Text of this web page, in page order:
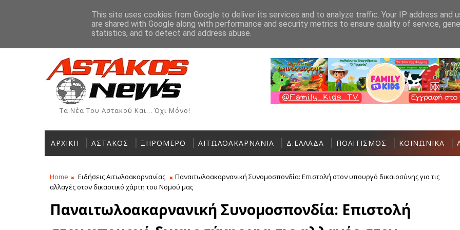
Ιστορία Χρήσιμα Τηλέφωνα Αγγελίες Ανακοίνωση Επικοινωνία
ΡΟΗ ΕΙΔΗΣΕΩΝ ΠΟΛΙΤΙΣΜΌΣ Σήμερα η Έκθεση Τοπικών Προϊόντων
Τα Νέα Του Αστακού Και... Όχι Μόνο!
ΑΡΧΙΚΗ ΑΣΤΑΚΟΣ ΞΗΡΟΜΕΡΟ ΑΙΤΩΛΟΑΚΑΡΝΑΝΙΑ Δ.ΕΛΛΑΔΑ ΠΟΛΙΤΙΣΜΟΣ ΚΟΙΝΩΝΙΚΑ
Home Ειδήσεις Αιτωλοακαρνανίας
Παναιτωλοακαρνανική Συνομοσπονδία: Eπιστολή στον υπουργό δικαιοσύνης για τις
αλλαγές στον δικαστικό χάρτη του Νομού μας
Παναιτωλοακαρνανική Συνομοσπονδία: Eπιστολή
This site uses cookies from Google to deliver its services and to analyze traffic. Your IP address and
are shared with Google along with performance and security metrics to ensure quality of service,
statistics, and to detect and address abuse.